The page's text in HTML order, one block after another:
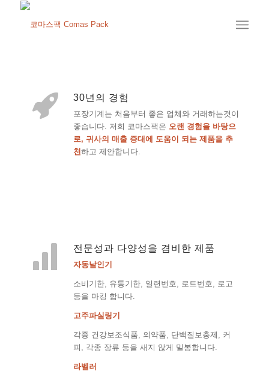
30년의 경험
포장기계는 처음부터 좋은 업체와 거래하는것이
좋습니다. 저희 코마스팩은 오랜 경험을 바탕으
로, 귀사의 매출 증대에 도움이 되는 제품을 추
천하고 제안합니다.
전문성과 다양성을 겸비한 제품
자동날인기
소비기한, 유통기한, 일련번호, 로트번호, 로고
등을 마킹 합니다.
고주파실링기
각종 건강보조식품, 의약품, 단백질보충제, 커
피, 각종 장류 등을 새지 않게 밀봉합니다.
라벨러